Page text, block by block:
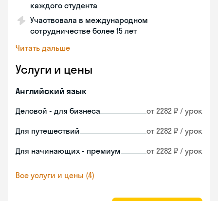
каждого студента
Участвовала в международном
сотрудничестве более 15 лет
Читать дальше
Услуги и цены
Английский язык
Деловой - для бизнеса от 2282 ₽ / урок
Для путешествий от 2282 ₽ / урок
Для начинающих - премиум от 2282 ₽ / урок
Все услуги и цены (4)